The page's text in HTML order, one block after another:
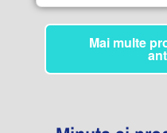
Mai multe